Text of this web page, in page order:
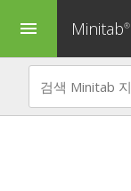
menu Minitab®